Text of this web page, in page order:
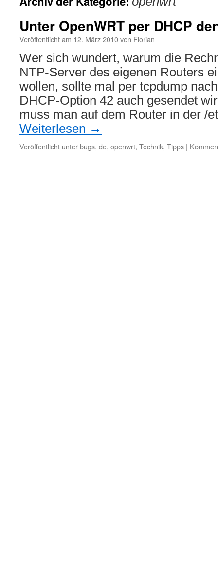
Unter OpenWRT per DHCP
Veröffentlicht am 12. März 2010von Florian
Wer sich wundert, warum die
NTP-Server des eigenen Routers
wollen, sollte mal per tcpdump
DHCP-Option 42 auch gesendet
muss man auf dem Router in der /
Weiterlesen →
Veröffentlicht unterbugs, de, openwrt, Technik, Tipps |